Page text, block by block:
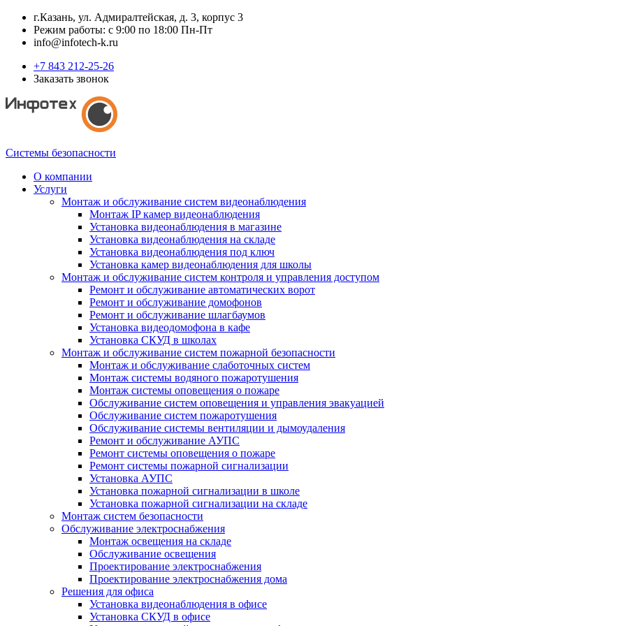
г.Казань, ул. Адмиралтейская, д. 3, корпус 3
Режим работы: с 9:00 по 18:00 Пн-Пт
info@infotech-k.ru
+7 843 212-25-26
Заказать звонок
Системы безопасности
О компании
Услуги
Монтаж и обслуживание систем видеонаблюдения
Монтаж IP камер видеонаблюдения
Установка видеонаблюдения в магазине
Установка видеонаблюдения на складе
Установка видеонаблюдения под ключ
Установка камер видеонаблюдения для школы
Монтаж и обслуживание систем контроля и управления доступом
Ремонт и обслуживание автоматических ворот
Ремонт и обслуживание домофонов
Ремонт и обслуживание шлагбаумов
Установка видеодомофона в кафе
Установка СКУД в школах
Монтаж и обслуживание систем пожарной безопасности
Монтаж и обслуживание слаботочных систем
Монтаж системы водяного пожаротушения
Монтаж системы оповещения о пожаре
Обслуживание систем оповещения и управления эвакуацией
Обслуживание систем пожаротушения
Обслуживание системы вентиляции и дымоудаления
Ремонт и обслуживание АУПС
Ремонт системы оповещения о пожаре
Ремонт системы пожарной сигнализации
Установка АУПС
Установка пожарной сигнализации в школе
Установка пожарной сигнализации на складе
Монтаж систем безопасности
Обслуживание электроснабжения
Монтаж освещения на складе
Обслуживание освещения
Проектирование электроснабжения
Проектирование электроснабжения дома
Решения для офиса
Установка видеонаблюдения в офисе
Установка СКУД в офисе